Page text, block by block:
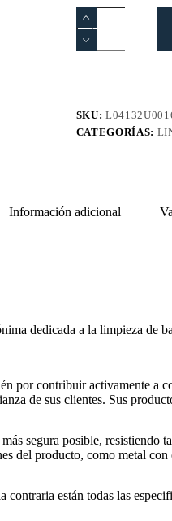
Lingote
Oro
C-
Hafner
g
Minted
cantidad
SKU:
CATEGORÍAS:
Información adicional
dedicada a la limpieza de
por contribuir activamente
de sus clientes. Sus
segura posible,
del producto, como metal
están todas las